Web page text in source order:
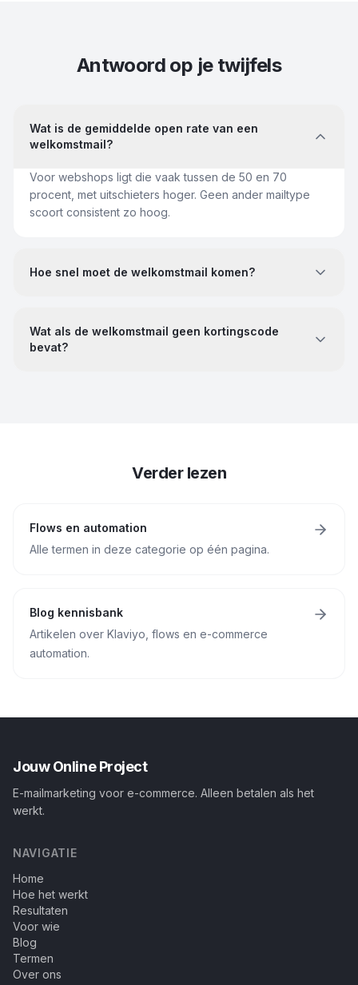
Antwoord op je twijfels
Wat is de gemiddelde open rate van een
welkomstmail?
Voor webshops ligt die vaak tussen de 50 en 70
procent, met uitschieters hoger. Geen ander mailtype
scoort consistent zo hoog.
Hoe snel moet de welkomstmail komen?
Wat als de welkomstmail geen kortingscode
bevat?
Verder lezen
Flows en automation
Alle termen in deze categorie op één pagina.
Blog kennisbank
Artikelen over Klaviyo, flows en e-commerce
automation.
Jouw Online Project
E-mailmarketing voor e-commerce. Alleen betalen als het
werkt.
NAVIGATIE
Home
Hoe het werkt
Resultaten
Voor wie
Blog
Termen
Over ons